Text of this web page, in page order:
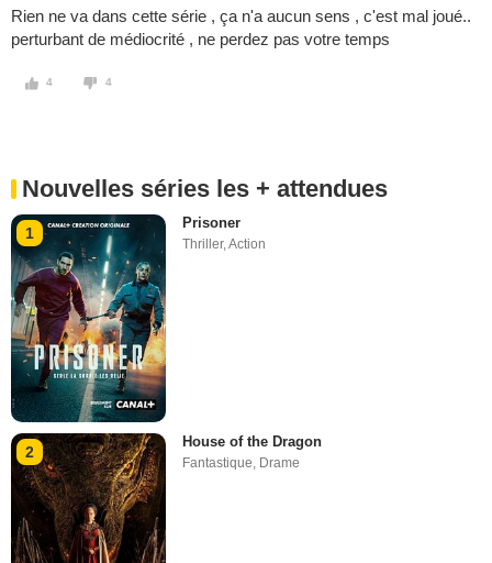
Rien ne va dans cette série , ça n'a aucun sens , c'est mal joué..
perturbant de médiocrité , ne perdez pas votre temps
4 4
Nouvelles séries les + attendues
1
Prisoner
Thriller,Action
2
House of the Dragon
Fantastique Drame